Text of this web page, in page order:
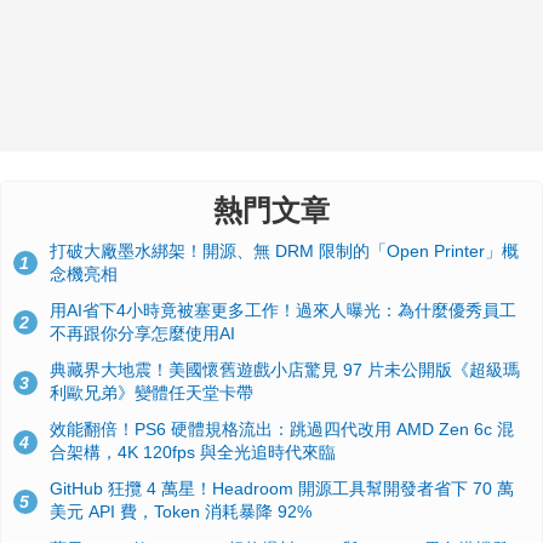
熱門文章
1
打破大廠墨水綁架！開源、無 DRM 限制的「Open Printer」概
念機亮相
2
用AI省下4小時竟被塞更多工作！過來人曝光：為什麼優秀員工
不再跟你分享怎麼使用AI
3
典藏界大地震！美國懷舊遊戲小店驚見 97 片未公開版《超級瑪
利歐兄弟》變體任天堂卡帶
4
效能翻倍！PS6 硬體規格流出：跳過四代改用 AMD Zen 6c 混
合架構，4K 120fps 與全光追時代來臨
5
GitHub 狂攬 4 萬星！Headroom 開源工具幫開發者省下 70 萬
美元 API 費，Token 消耗暴降 92%